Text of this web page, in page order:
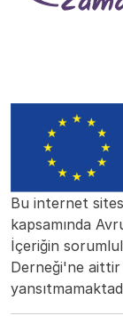
Bu internet
kapsamında
İçeriğin
Derneği'ne